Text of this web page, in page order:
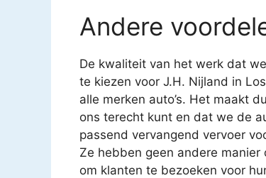
Andere
De kwaliteit van het werk dat
te kiezen voor J.H. Nijland in
alle merken auto’s. Het maakt
ons terecht kunt en dat we de
passend vervangend vervoer
Ze hebben geen andere
om klanten te bezoeken voor